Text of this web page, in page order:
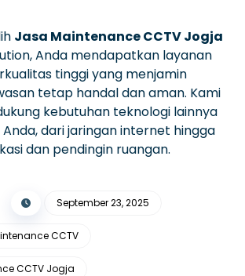
Jasa Maintenance CCTV Jogja
Anda mendapatkan layanan
tinggi yang menjamin
tetap handal dan aman. Kami
kebutuhan teknologi lainnya
dari jaringan internet hingga
dan pendingin ruangan.
September 23, 2025
CCTV
CCTV Jogja